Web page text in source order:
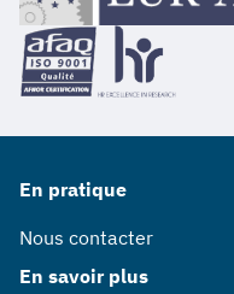
En pratique
Nous contacter
En savoir plus